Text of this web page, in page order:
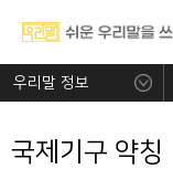
우리말 정보
국제기구 약칭